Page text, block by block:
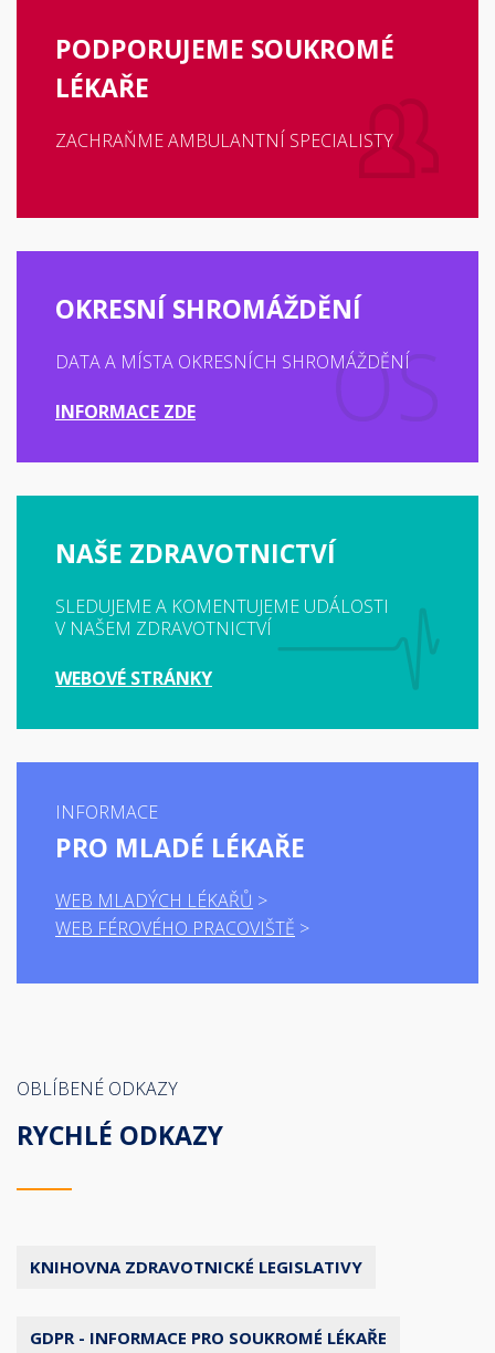
PODPORUJEME SOUKROMÉ
LÉKAŘE
ZACHRAŇME AMBULANTNÍ SPECIALISTY
OKRESNÍ SHROMÁŽDĚNÍ
DATA A MÍSTA OKRESNÍCH SHROMÁŽDĚNÍ
INFORMACE ZDE
NAŠE ZDRAVOTNICTVÍ
SLEDUJEME A KOMENTUJEME UDÁLOSTI
V NAŠEM ZDRAVOTNICTVÍ
WEBOVÉ STRÁNKY
INFORMACE
PRO MLADÉ LÉKAŘE
WEB MLADÝCH LÉKAŘŮ
WEB FÉROVÉHO PRACOVIŠTĚ
OBLÍBENÉ ODKAZY
RYCHLÉ ODKAZY
KNIHOVNA ZDRAVOTNICKÉ LEGISLATIVY
GDPR - INFORMACE PRO SOUKROMÉ LÉKAŘE